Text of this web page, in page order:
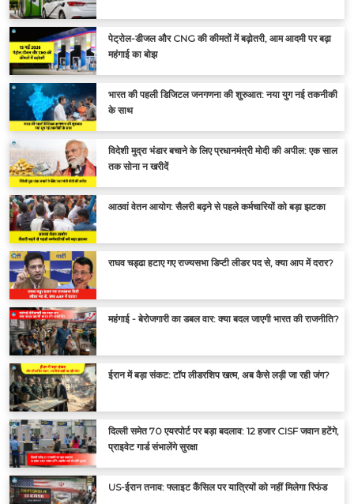
पेट्रोल-डीजल और CNG की कीमतों में बढ़ोतरी, आम आदमी पर बढ़ा
महंगाई का बोझ
भारत की पहली डिजिटल जनगणना की शुरुआत: नया युग नई तकनीकी
के साथ
विदेशी मुद्रा भंडार बचाने के लिए प्रधानमंत्री मोदी की अपील: एक साल
तक सोना न खरीदें
आठवां वेतन आयोग: सैलरी बढ़ने से पहले कर्मचारियों को बड़ा झटका
राघव चड्ढा हटाए गए राज्यसभा डिप्टी लीडर पद से, क्या आप में दरार?
महंगाई - बेरोजगारी का डबल वार: क्या बदल जाएगी भारत की राजनीति?
ईरान में बड़ा संकट: टॉप लीडरशिप खत्म, अब कैसे लड़ी जा रही जंग?
दिल्ली समेत 70 एयरपोर्ट पर बड़ा बदलाव: 12 हजार CISF जवान हटेंगे,
प्राइवेट गार्ड संभालेंगे सुरक्षा
US-ईरान तनाव: फ्लाइट कैंसिल पर यात्रियों को नहीं मिलेगा रिफंड